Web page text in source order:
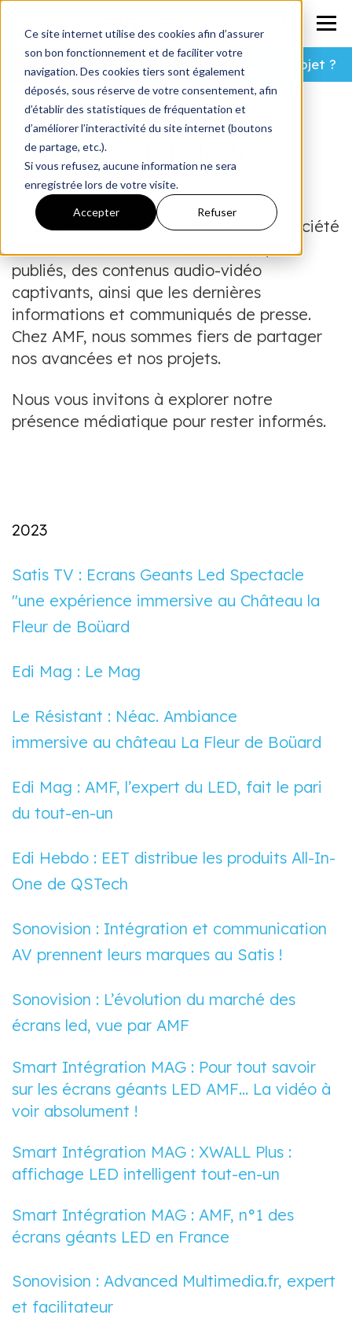
Ce site internet utilise des cookies afin d’assurer
son bon fonctionnement et de faciliter votre
navigation. Des cookies tiers sont également
déposés, sous réserve de votre consentement, afin
d’établir des statistiques de fréquentation et
d’améliorer l’interactivité du site internet (boutons
de partage, etc.).
Si vous refusez, aucune information ne sera
enregistrée lors de votre visite.
Accepter Refuser
Un projet ?
Ils en parlent
Découvrez l'univers dynamique de la société
publiés, des contenus audio-vidéo
captivants, ainsi que les dernières
informations et communiqués de presse.
Chez AMF, nous sommes fiers de partager
nos avancées et nos projets.
Nous vous invitons à explorer notre
présence médiatique pour rester informés.
2023
Satis TV : Ecrans Geants Led Spectacle
"une expérience immersive au Château la
Fleur de Boüard
Edi Mag : Le Mag
Le Résistant : Néac. Ambiance
immersive au château La Fleur de Boüard
Edi Mag : AMF, l’expert du LED, fait le pari
du tout-en-un
Edi Hebdo : EET distribue les produits All-In-
One de QSTech
Sonovision : Intégration et communication
AV prennent leurs marques au Satis !
Sonovision : L’évolution du marché des
écrans led, vue par AMF
Smart Intégration MAG : Pour tout savoir
sur les écrans géants LED AMF… La vidéo à
voir absolument !
Smart Intégration MAG : XWALL Plus :
affichage LED intelligent tout-en-un
Smart Intégration MAG : AMF, n°1 des
écrans géants LED en France
Sonovision : Advanced Multimedia.fr, expert
et facilitateur